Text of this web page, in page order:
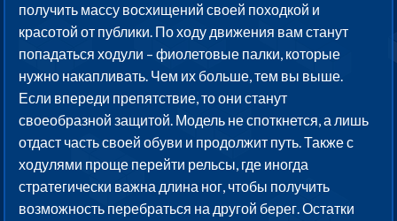
получить массу восхищений своей походкой и
красотой от публики. По ходу движения вам станут
попадаться ходули – фиолетовые палки, которые
нужно накапливать. Чем их больше, тем вы выше.
Если впереди препятствие, то они станут
своеобразной защитой. Модель не споткнется, а лишь
отдаст часть своей обуви и продолжит путь. Также с
ходулями проще перейти рельсы, где иногда
стратегически важна длина ног, чтобы получить
возможность перебраться на другой берег. Остатки